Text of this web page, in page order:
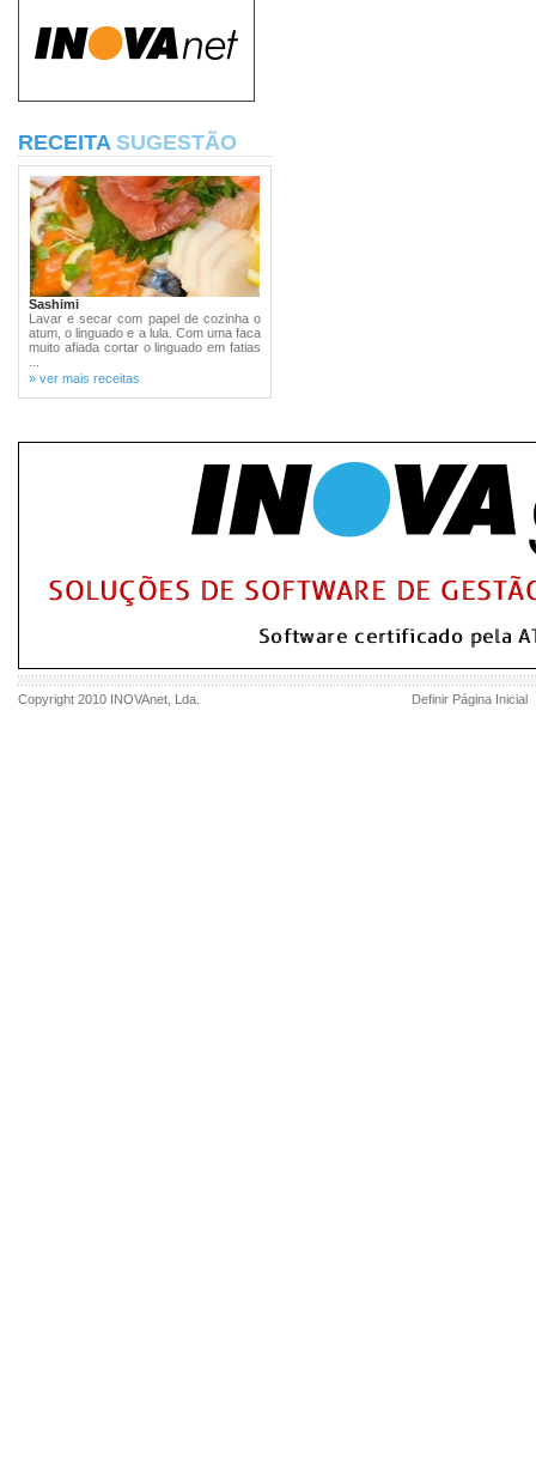
RECEITA SUGESTÃO
Sashimi
Lavar e secar com papel de cozinha o
atum, o linguado e a lula. Com uma faca
muito afiada cortar o linguado em fatias
» ver mais receitas
Copyright 2010 INOVAnet , Lda. Definir Página Inicial